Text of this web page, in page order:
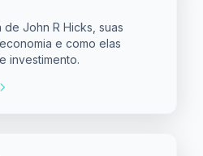
John R Hicks, suas
e como elas
investimento.